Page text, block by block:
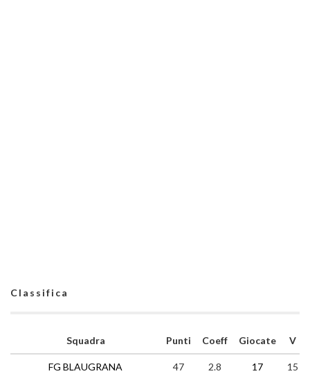
Classifica
Squadra
FG BLAUGRANA
Punti Coeff Giocate V
47 2.8 17 15